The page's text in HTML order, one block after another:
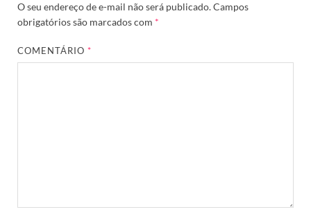
O seu endereço de e-mail não será publicado.Campos
obrigatórios são marcados com *
COMENTÁRIO*